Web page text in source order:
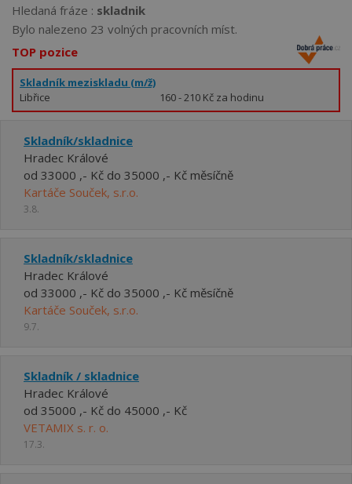
Hledaná fráze : skladnik
Bylo nalezeno 23 volných pracovních míst.
TOP pozice
Skladník meziskladu (m/ž)
Libřice
160 - 210 Kč za hodinu
Skladník/skladnice
Hradec Králové
od 33000 ,- Kč do 35000 ,- Kč měsíčně
Kartáče Souček, s.r.o.
3.8.
Skladník/skladnice
Hradec Králové
od 33000 ,- Kč do 35000 ,- Kč měsíčně
Kartáče Souček, s.r.o.
9.7.
Skladník / skladnice
Hradec Králové
od 35000 ,- Kč do 45000 ,- Kč
VETAMIX s. r. o.
17.3.